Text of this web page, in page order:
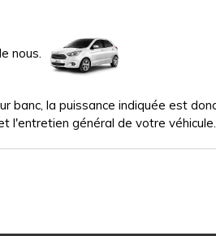
nous.
banc, la puissance indiquée est
l'entretien général de votre véhicule.